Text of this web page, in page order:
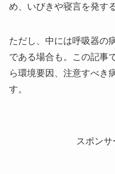
め、いびきや寝言を発す
ただし、中には呼吸器の
である場合も。この記事
ら環境要因、注意すべき
す。
スポンサ